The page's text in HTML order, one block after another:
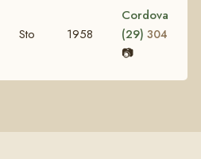
Sto 1958
Cordova
(29) 304
📷